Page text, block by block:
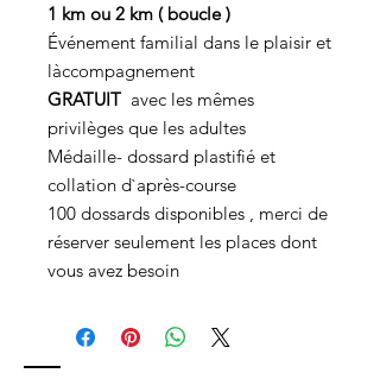
1 km ou 2 km ( boucle )
Événement familial dans le plaisir et
làccompagnement
GRATUIT avec les mêmes
privilèges que les adultes
Médaille- dossard plastifié et
collation d`après-course
100 dossards disponibles , merci de
réserver seulement les places dont
vous avez besoin